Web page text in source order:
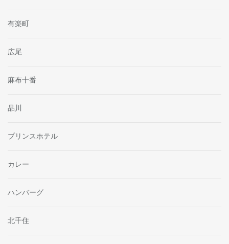
有楽町
広尾
麻布十番
品川
プリンスホテル
カレー
ハンバーグ
北千住